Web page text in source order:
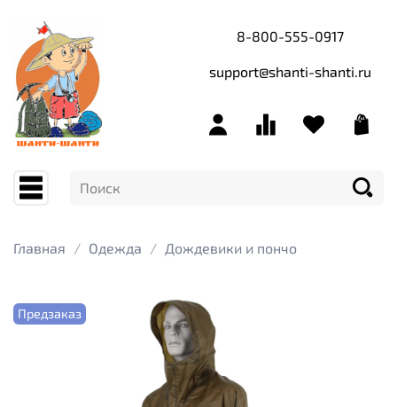
8-800-555-0917
support@shanti-shanti.ru
Главная Одежда Дождевики и пончо
Предзаказ